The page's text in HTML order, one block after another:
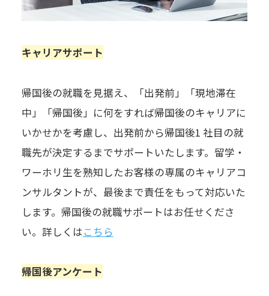
キャリアサポート
帰国後の就職を見据え、「出発前」「現地滞在
中」「帰国後」に何をすれば帰国後のキャリアに
いかせかを考慮し、出発前から帰国後1 社目の就
職先が決定するまでサポートいたします。留学・
ワーホリ生を熟知したお客様の専属のキャリアコ
ンサルタントが、最後まで責任をもって対応いた
します。帰国後の就職サポートはお任せくださ
い。詳しくはこちら
帰国後アンケート